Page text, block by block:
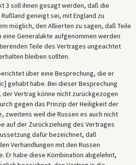
3 soll ihnen gesagt werden, daß die
geneigt sei, mit England zu
möglich, den Alliierten zu sagen, daß Teile
Generalakte aufgenommen werden
Teile des Vertrages ungeachtet
bleiben sollten.
über eine Besprechung, die er
gehabt habe. Bei dieser Besprechung
der Vertrag könne nicht zurückgezogen
gegen das Prinzip der Heiligkeit der
zweitens weil die Russen es auch nicht
auf der Zurückziehung des Vertrages
dafür bezeichnet, daß
Verhandlungen mit den Russen
Er habe diese Kombination abgelehnt,